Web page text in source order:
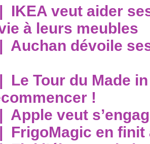
IKEA veut aider
à leurs meubles
Auchan dévoile
Le Tour du Made
!
Apple veut
FrigoMagic en